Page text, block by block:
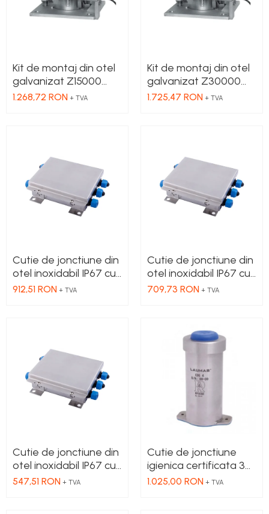
Kit de montaj din otel
galvanizat Z15000
pentru celula de
1.268,72 RON + TVA
Kit de montaj din otel
galvanizat Z30000
pentru celula de
1.725,47 RON + TVA
Cutie de jonctiune din
otel inoxidabil IP67 cu
4+1 presetupe pentru
912,51 RON + TVA
Cutie de jonctiune din
otel inoxidabil IP67 cu
4+1 presetupe pentru
709,73 RON + TVA
Cutie de jonctiune din
otel inoxidabil IP67 cu
4+1 presetupe pentru
547,51 RON + TVA
Cutie de jonctiune
igienica certificata 3a
din otel inoxidabil
1.025,00 RON + TVA